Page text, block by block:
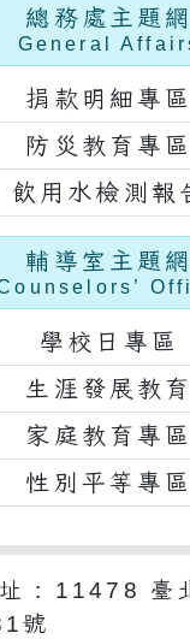
總務處主題網
General
捐款明細專區
防災教育專區
飲用水檢測報
輔導室主題網
學校日專區
生涯發展教育
家庭教育專區
性別平等專區
11478 臺北
號